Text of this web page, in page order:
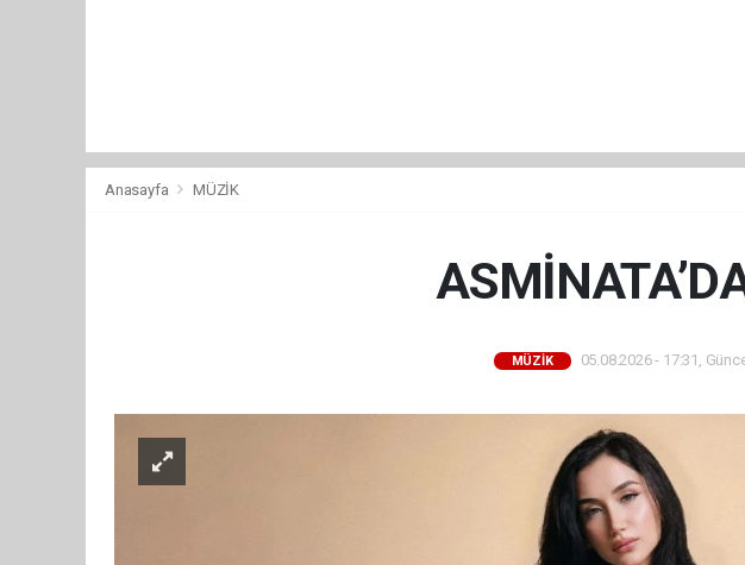
Anasayfa MÜZİK
MÜZİK 05.08.2026 - 17:31,